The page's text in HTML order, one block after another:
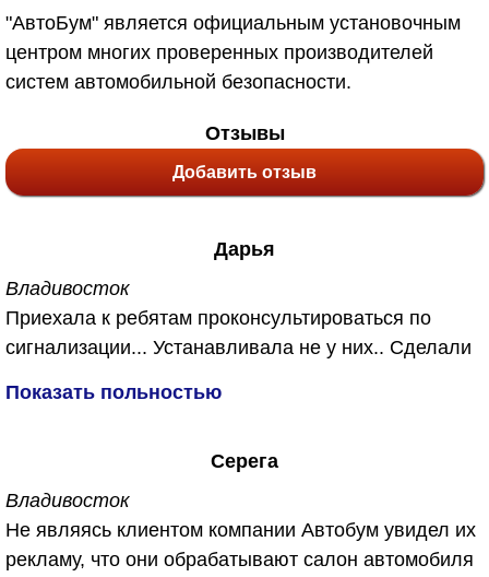
"АвтоБум" является официальным установочным
центром многих проверенных производителей
систем автомобильной безопасности.
Отзывы
Добавить отзыв
Дарья
Владивосток
Приехала к ребятам проконсультироваться по
сигнализации... Устанавливала не у них.. Сделали
услуга озонирование салона. Не знаю что это
машина у меня после кузовного ремонта я
согласиась с удовольствием. Вы же знаете как
после кузовного ремонта пахнет ужасно в
машине... А сейчас пахнет чистым воздухм.
Показать польностью
Серега
Владивосток
Не являясь клиентом компании Автобум увидел их
рекламу, что они обрабатывают салон автомобиля